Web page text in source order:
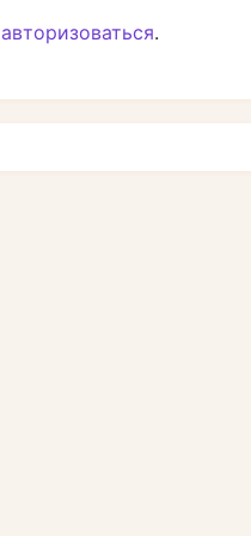
авторизоваться.